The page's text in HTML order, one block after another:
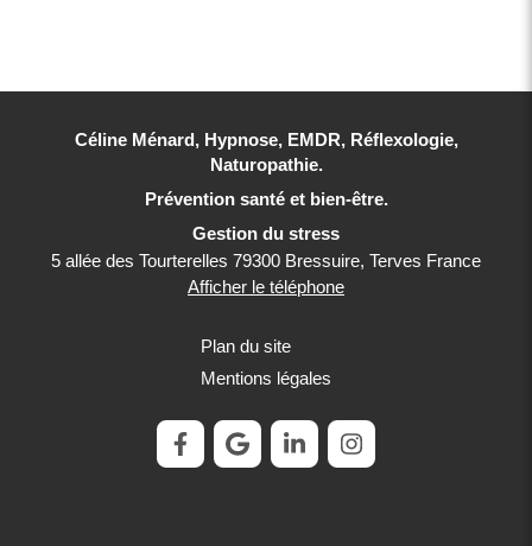
Céline Ménard, Hypnose, EMDR, Réflexologie,
Naturopathie.
Prévention santé et bien-être.
Gestion du stress
5 allée des Tourterelles 79300 Bressuire, Terves France
Afficher le téléphone
Plan du site
Mentions légales